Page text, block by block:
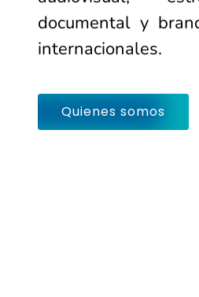
documental y
internacionales.
Quienes somos